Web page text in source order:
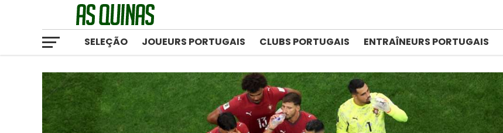
SELEÇÃO JOUEURS PORTUGAIS CLUBS PORTUGAIS ENTRAÎNEURS PORTUGAIS